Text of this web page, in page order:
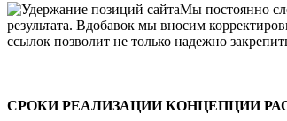
Мы постоянно
результата. Вдобавок мы вносим
ссылок позволит не только надежно
СРОКИ РЕАЛИЗАЦИИ КОНЦЕПЦИИ